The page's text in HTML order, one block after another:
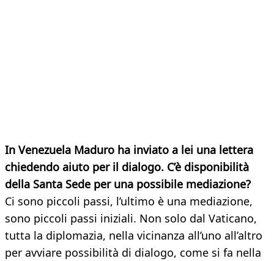
In Venezuela Maduro ha inviato a lei una lettera
chiedendo aiuto per il dialogo. C’è disponibilità
della Santa Sede per una possibile mediazione?
Ci sono piccoli passi, l’ultimo è una mediazione,
sono piccoli passi iniziali. Non solo dal Vaticano,
tutta la diplomazia, nella vicinanza all’uno all’altro
per avviare possibilità di dialogo, come si fa nella